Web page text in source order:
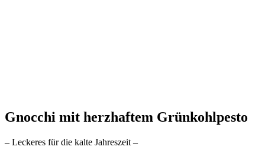
Gnocchi mit herzhaftem Grünkohlpesto
– Leckeres für die kalte Jahreszeit –